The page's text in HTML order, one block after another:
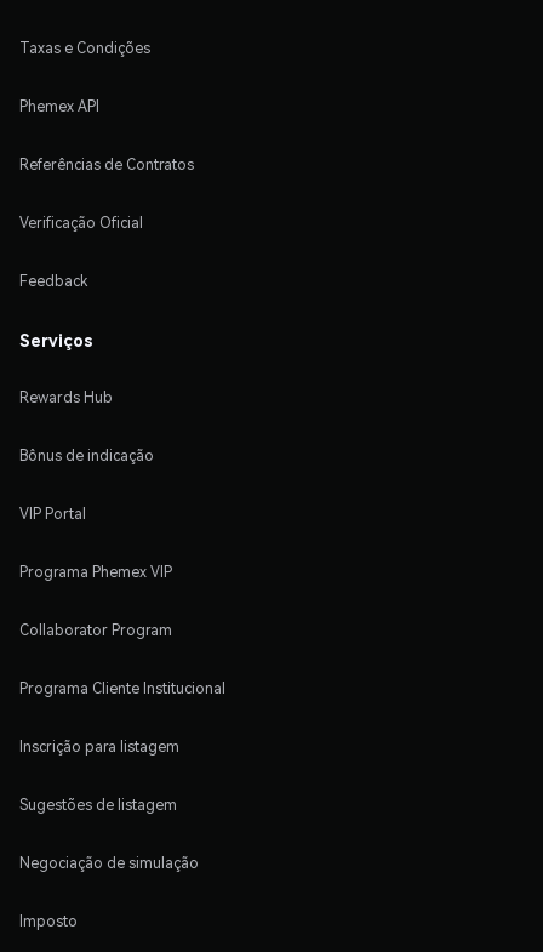
Taxas e Condições
Phemex API
Referências de Contratos
Verificação Oficial
Feedback
Serviços
Rewards Hub
Bônus de indicação
VIP Portal
Programa Phemex VIP
Collaborator Program
Programa Cliente Institucional
Inscrição para listagem
Sugestões de listagem
Negociação de simulação
Imposto